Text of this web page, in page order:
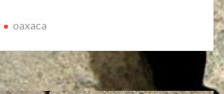
oaxaca